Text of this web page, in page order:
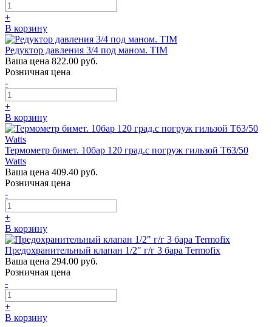
+
В корзину
Редуктор давления 3/4 под маном. TIM
Ваша цена 822.00 руб.
Розничная цена
-
+
В корзину
Термометр бимет. 10бар 120 град.с погруж гильзой T63/50
Watts
Ваша цена 409.40 руб.
Розничная цена
-
+
В корзину
Предохранительный клапан 1/2" г/г 3 бара Termofix
Ваша цена 294.00 руб.
Розничная цена
-
+
В корзину